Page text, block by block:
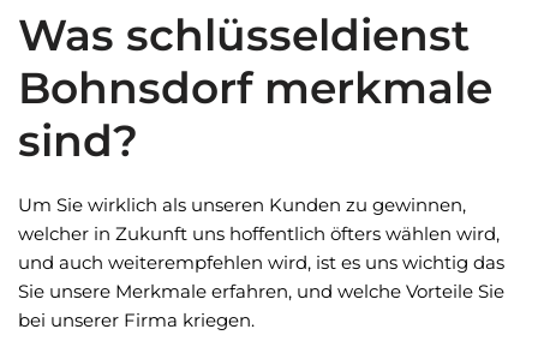
Was schlüsseldienst
Bohnsdorf merkmale
sind?
Um Sie wirklich als unseren Kunden zu gewinnen,
welcher in Zukunft uns hoffentlich öfters wählen wird,
und auch weiterempfehlen wird, ist es uns wichtig das
Sie unsere Merkmale erfahren, und welche Vorteile Sie
bei unserer Firma kriegen.